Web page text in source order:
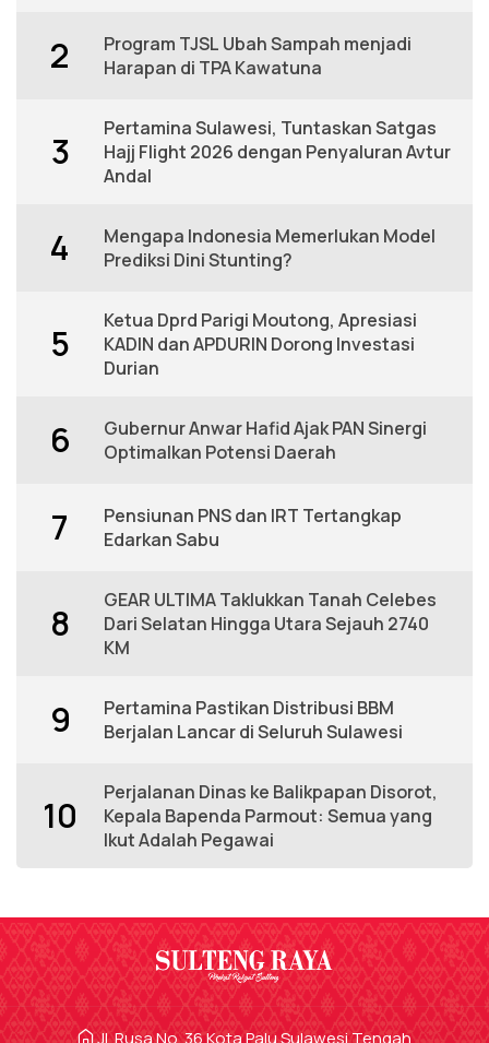
2
Program TJSL Ubah Sampah menjadi
Harapan di TPA Kawatuna
3
Pertamina Sulawesi, Tuntaskan Satgas
Hajj Flight 2026 dengan Penyaluran Avtur
Andal
4
Mengapa Indonesia Memerlukan Model
Prediksi Dini Stunting?
5
Ketua Dprd Parigi Moutong, Apresiasi
KADIN dan APDURIN Dorong Investasi
Durian
6
Gubernur Anwar Hafid Ajak PAN Sinergi
Optimalkan Potensi Daerah
7
Pensiunan PNS dan IRT Tertangkap
Edarkan Sabu
8
GEAR ULTIMA Taklukkan Tanah Celebes
Dari Selatan Hingga Utara Sejauh 2740
KM
9
Pertamina Pastikan Distribusi BBM
Berjalan Lancar di Seluruh Sulawesi
10
Perjalanan Dinas ke Balikpapan Disorot,
Kepala Bapenda Parmout: Semua yang
Ikut Adalah Pegawai
Jl. Rusa No. 36 Kota Palu Sulawesi Tengah